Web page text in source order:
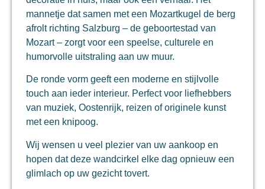
mannetje dat samen met een Mozartkugel de berg
afrolt richting Salzburg – de geboortestad van
Mozart – zorgt voor een speelse, culturele en
humorvolle uitstraling aan uw muur.
De ronde vorm geeft een moderne en stijlvolle
touch aan ieder interieur. Perfect voor liefhebbers
van muziek, Oostenrijk, reizen of originele kunst
met een knipoog.
Wij wensen u veel plezier van uw aankoop en
hopen dat deze wandcirkel elke dag opnieuw een
glimlach op uw gezicht tovert.